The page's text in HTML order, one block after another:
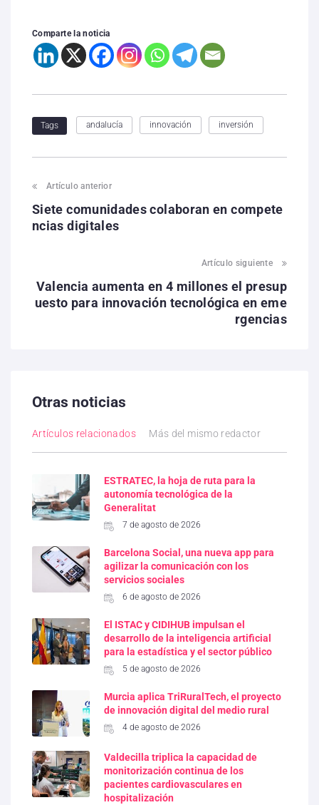
Comparte la noticia
Tags andalucía innovación inversión
Artículo anterior
Siete comunidades colaboran en compete
ncias digitales
Artículo siguiente
Valencia aumenta en 4 millones el presup
uesto para innovación tecnológica en eme
rgencias
Otras noticias
Artículos relacionados Más del mismo redactor
ESTRATEC, la hoja de ruta para la
autonomía tecnológica de la
Generalitat
7 de agosto de 2026
Barcelona Social, una nueva app para
agilizar la comunicación con los
servicios sociales
6 de agosto de 2026
El ISTAC y CIDIHUB impulsan el
desarrollo de la inteligencia artificial
para la estadística y el sector público
5 de agosto de 2026
Murcia aplica TriRuralTech, el proyecto
de innovación digital del medio rural
4 de agosto de 2026
Valdecilla triplica la capacidad de
monitorización continua de los
pacientes cardiovasculares en
hospitalización